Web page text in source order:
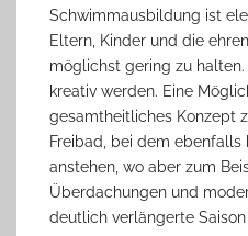
Schwimmausbildung ist
Eltern, Kinder und die
möglichst gering zu
kreativ werden. Eine
gesamtheitliches Konzept
Freibad, bei dem ebenfalls
anstehen, wo aber zum
Überdachungen und
deutlich verlängerte